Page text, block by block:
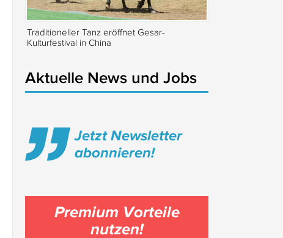
Traditioneller Tanz eröffnet Gesar-
Kulturfestival in China
Aktuelle News und Jobs
Jetzt Newsletter
abonnieren!
Premium Vorteile
nutzen!